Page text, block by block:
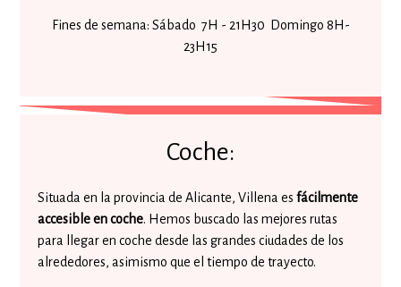
Fines de semana: Sábado 7H - 21H30 Domingo 8H-
23H15
Coche:
Situada en la provincia de Alicante, Villena esfácilmente
accesible en coche. Hemos buscado las mejores rutas
para llegar en coche desde las grandes ciudades de los
alrededores, asimismo que el tiempo de trayecto.